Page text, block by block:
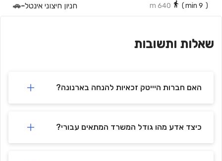
(
9
640 m חניון חיצוני אינטל-
🚗
(
11
min)
716 m
שאלות ותשובות
האם חברות היייטק זכאיות להנחה בארנונה?
כיצד אדע מהו גודל המשרד המתאים עבורי?